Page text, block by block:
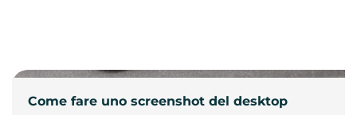
Come fare uno screenshot del desktop